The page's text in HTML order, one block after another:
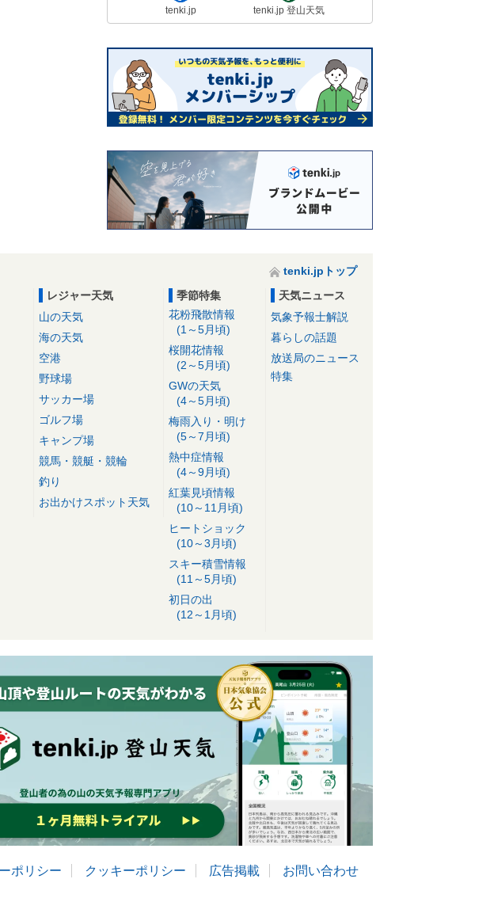
tenki.jp tenki.jp 登山天気
tenki.jpトップ
レジャー天気
山の天気
海の天気
空港
野球場
サッカー場
ゴルフ場
キャンプ場
競馬・競艇・競輪
釣り
お出かけスポット天気
季節特集
花粉飛散情報
(1～5月頃)
桜開花情報
(2～5月頃)
GWの天気
(4～5月頃)
梅雨入り・明け
(5～7月頃)
熱中症情報
(4～9月頃)
紅葉見頃情報
(10～11月頃)
ヒートショック
(10～3月頃)
スキー積雪情報
(11～5月頃)
初日の出
(12～1月頃)
天気ニュース
気象予報士解説
暮らしの話題
放送局のニュース
特集
ポリシー クッキーポリシー 広告掲載 お問い合わせ